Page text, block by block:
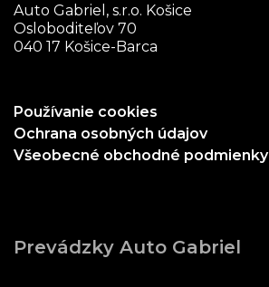
Auto Gabriel, s.r.o. Košice
Osloboditeľov 70
040 17 Košice-Barca
Používanie cookies
Ochrana osobných údajov
Všeobecné obchodné podmienky
Prevádzky Auto Gabriel